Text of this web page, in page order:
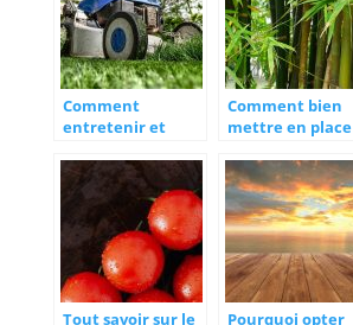
Comment
entretenir et
duree de vie d’un
outil de jardin
electrique ?
Comment bien
mettre en place
rhizome ?
Tout savoir sur le
Pourquoi opter